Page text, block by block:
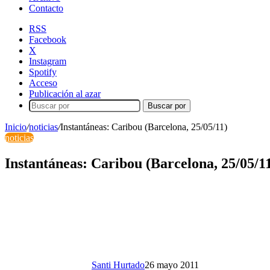
Contacto
RSS
Facebook
X
Instagram
Spotify
Acceso
Publicación al azar
Buscar por
Inicio/noticias/Instantáneas: Caribou (Barcelona, 25/05/11)
noticias
Instantáneas: Caribou (Barcelona, 25/05/
Santi Hurtado26 mayo 2011